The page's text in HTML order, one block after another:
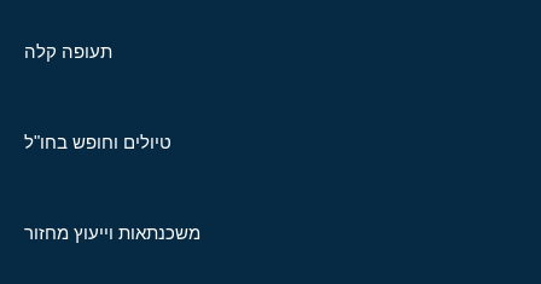
תעופה קלה
טיולים וחופש בחו"ל
משכנתאות וייעוץ מחזור